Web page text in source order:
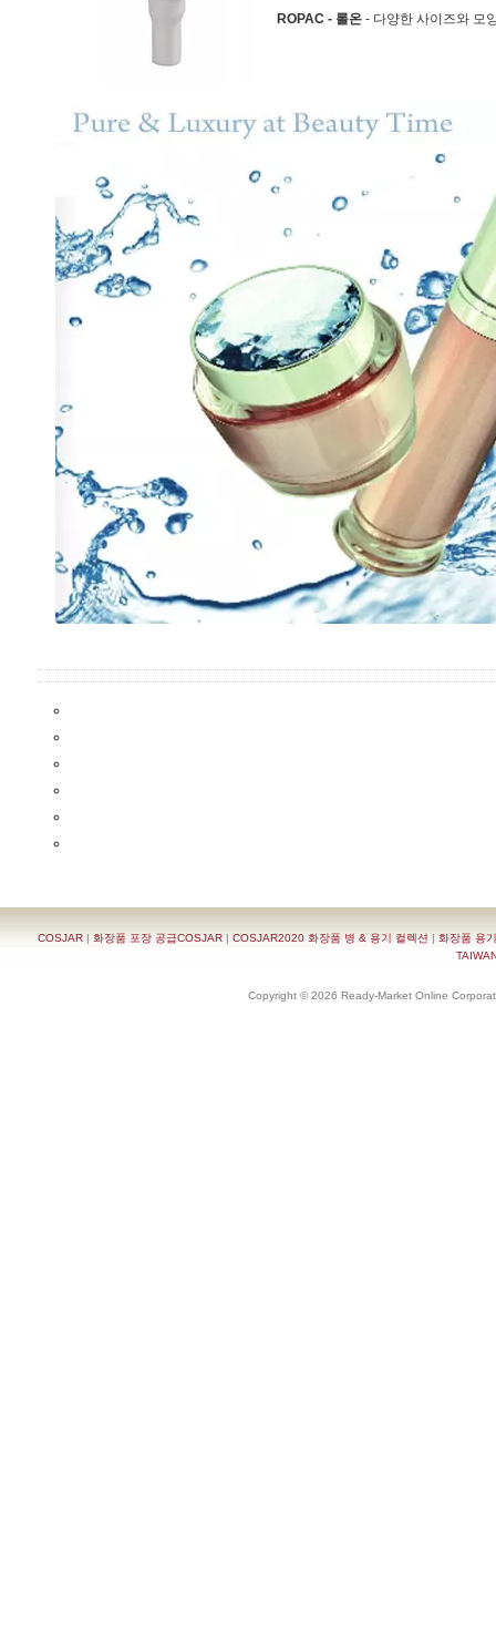
ROPAC - 롤온 - 다양한 사이즈와 모
COSJAR | 화장품 포장 공급COSJAR | COSJAR2020 화장품 병 & 용기 컬렉션 | 화장품 용
Copyright © 2026 Ready-Market Online